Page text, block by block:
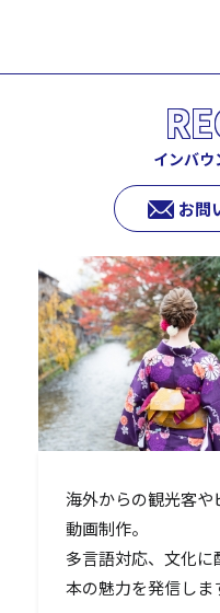
インバ
お問
海外からの観光客
動画制作。
多言語対応、文化に
本の魅力を発信しま